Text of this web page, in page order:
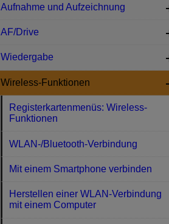
Aufnahme und Aufzeichnung
AF/Drive
Wiedergabe
Wireless-Funktionen
Registerkartenmenüs: Wireless-
Funktionen
WLAN-/Bluetooth-Verbindung
Mit einem Smartphone verbinden
Herstellen einer WLAN-Verbindung
mit einem Computer